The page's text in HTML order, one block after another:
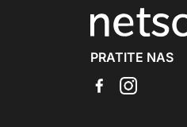
PRATITE NAS